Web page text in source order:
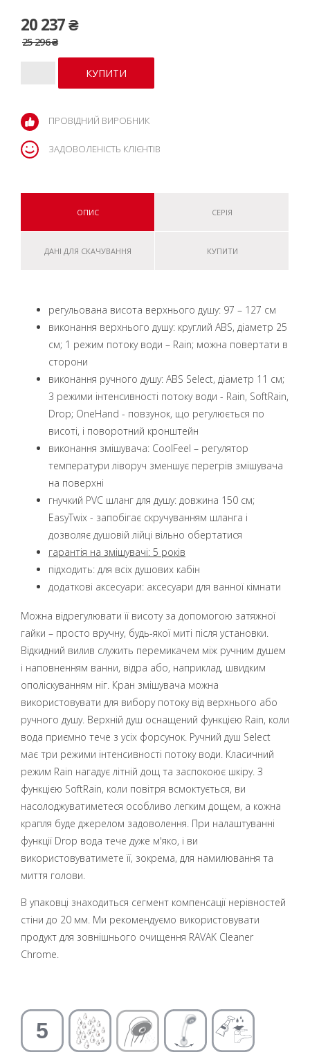
20 237 ₴
25 296 ₴
ПРОВІДНИЙ ВИРОБНИК
ЗАДОВОЛЕНІСТЬ КЛІЄНТІВ
ОПИС СЕРІЯ
ДАНІ ДЛЯ СКАЧУВАННЯ КУПИТИ
регульована висота верхнього душу: 97 – 127 см
виконання верхнього душу: круглий ABS, діаметр 25
см; 1 режим потоку води – Rain; можна повертати в
сторони
виконання ручного душу: ABS Select, діаметр 11 см;
3 режими інтенсивності потоку води - Rain, SoftRain,
Drop; OneHand - повзунок, що регулюється по
висоті, і поворотний кронштейн
виконання змішувача: CoolFeel – регулятор
температури ліворуч зменшує перегрів змішувача
на поверхні
гнучкий PVC шланг для душу: довжина 150 см;
EasyTwix - запобігає скручуванням шланга і
дозволяє душовій лійці вільно обертатися
гарантія на змішувачі: 5 років
підходить: для всіх душових кабін
додаткові аксесуари: аксесуари для ванної кімнати
Можна відрегулювати її висоту за допомогою затяжної
гайки – просто вручну, будь-якої миті після установки.
Відкидний вилив служить перемикачем між ручним душем
і наповненням ванни, відра або, наприклад, швидким
ополіскуванням ніг. Кран змішувача можна
використовувати для вибору потоку від верхнього або
ручного душу. Верхній душ оснащений функцією Rain, коли
вода приємно тече з усіх форсунок. Ручний душ Select
має три режими інтенсивності потоку води. Класичний
режим Rain нагадує літній дощ та заспокоює шкіру. З
функцією SoftRain, коли повітря всмоктується, ви
насолоджуватиметеся особливо легким дощем, а кожна
крапля буде джерелом задоволення. При налаштуванні
функції Drop вода тече дуже м'яко, і ви
використовуватимете її, зокрема, для намилювання та
миття голови.
В упаковці знаходиться сегмент компенсації нерівностей
стіни до 20 мм. Ми рекомендуємо використовувати
продукт для зовнішнього очищення RAVAK Cleaner
Chrome.